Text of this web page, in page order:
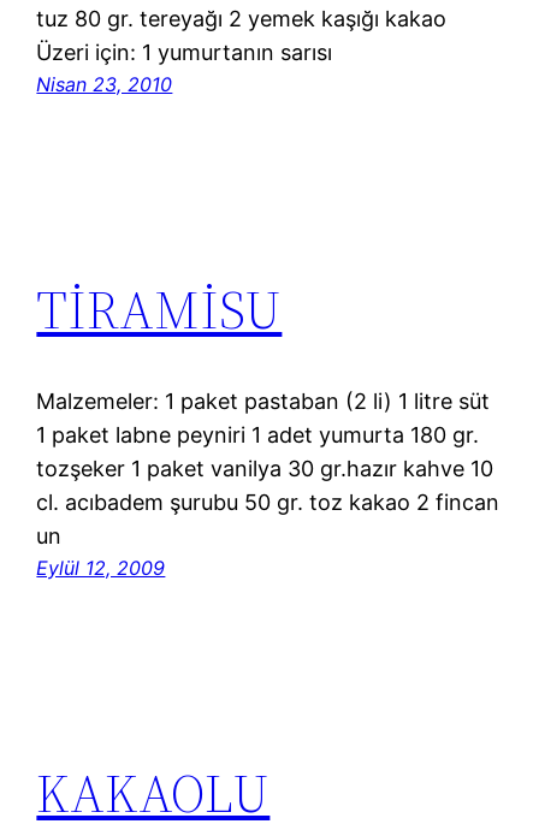
tuz 80 gr. tereyağı 2 yemek kaşığı kakao
Üzeri için: 1 yumurtanın sarısı
Nisan 23, 2010
TİRAMİSU
Malzemeler: 1 paket pastaban (2 li) 1 litre süt
1 paket labne peyniri 1 adet yumurta 180 gr.
tozşeker 1 paket vanilya 30 gr.hazır kahve 10
cl. acıbadem şurubu 50 gr. toz kakao 2 fincan
un
Eylül 12, 2009
KAKAOLU